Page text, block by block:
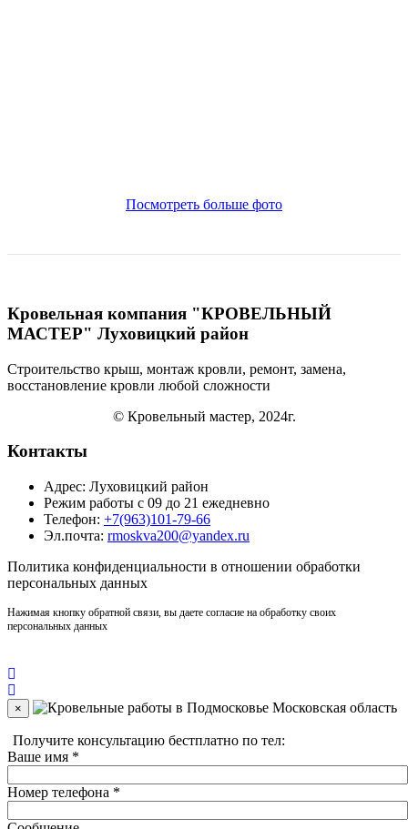
Посмотреть больше фото
Кровельная компания "КРОВЕЛЬНЫЙ
МАСТЕР" Луховицкий район
Строительство крыш, монтаж кровли, ремонт, замена,
восстановление кровли любой сложности
© Кровельный мастер, 2024г.
Контакты
Адрес: Луховицкий район
Режим работы с 09 до 21 ежедневно
Телефон: +7(963)101-79-66
Эл.почта: rmoskva200@yandex.ru
Политика конфиденциальности в отношении обработки
персональных данных
Нажимая кнопку обратной связи, вы даете согласие на обработку своих
персональных данных
×
Получите консультацию бестплатно по тел:
Ваше имя *
Номер телефона *